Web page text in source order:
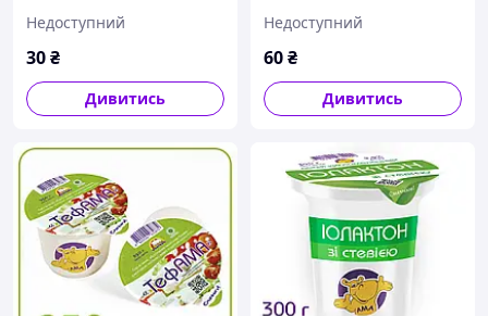
Недоступний
30₴
Дивитись
Недоступний
60₴
Дивитись